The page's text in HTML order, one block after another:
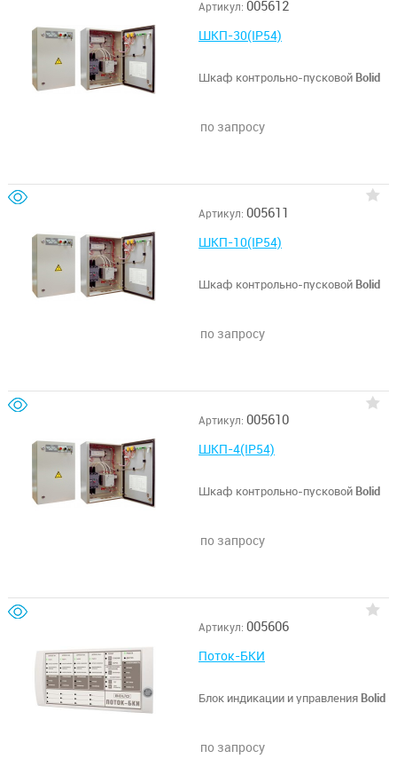
Артикул: 005612
ШКП-30(IP54)
Шкаф контрольно-пусковой Bolid
по запросу
Артикул: 005611
ШКП-10(IP54)
Шкаф контрольно-пусковой Bolid
по запросу
Артикул: 005610
ШКП-4(IP54)
Шкаф контрольно-пусковой Bolid
по запросу
Артикул: 005606
Поток-БКИ
Блок индикации и управления Bolid
по запросу